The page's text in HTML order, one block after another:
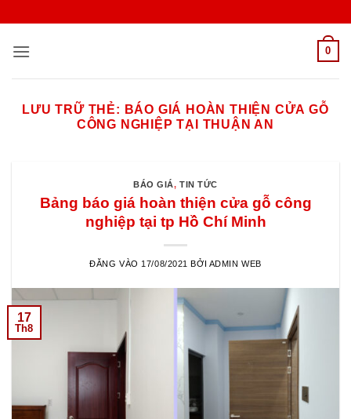
nội
0
LƯU TRỮ THẺ: BÁO GIÁ HOÀN THIỆN CỬA GỖ
CÔNG NGHIỆP TẠI THUẬN AN
BÁO GIÁ,TIN TỨC
Bảng báo giá hoàn thiện cửa gỗ công
nghiệp tại tp Hồ Chí Minh
ĐĂNG VÀO 17/08/2021 BỞI ADMIN WEB
17
Th8